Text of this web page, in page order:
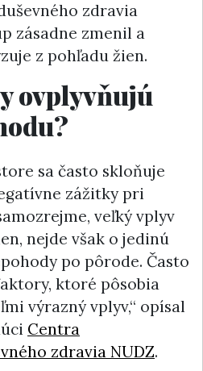
zdravia
zásadne zmenil a
z pohľadu žien.
ovplyvňujú
sa často skloňuje
zážitky pri
veľký vplyv
nejde však o jedinú
po pôrode. Často
ktoré pôsobia
výrazný vplyv,“ opísal
Centra
zdravia NUDZ.